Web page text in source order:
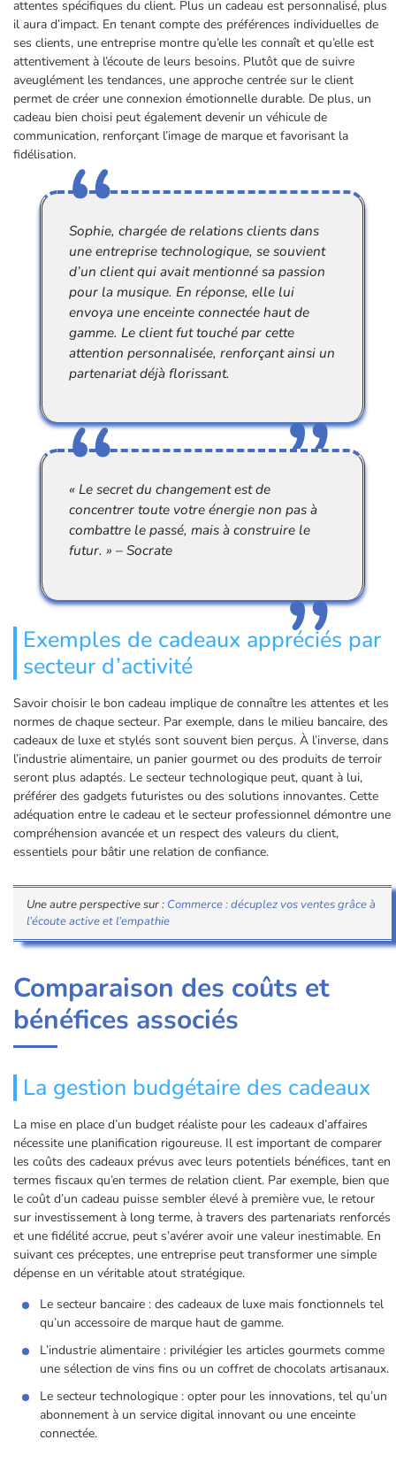
attentes spécifiques du client. Plus un cadeau est personnalisé, plus
il aura d’impact. En tenant compte des préférences individuelles de
ses clients, une entreprise montre qu’elle les connaît et qu’elle est
attentivement à l’écoute de leurs besoins. Plutôt que de suivre
aveuglément les tendances, une approche centrée sur le client
permet de créer une connexion émotionnelle durable. De plus, un
cadeau bien choisi peut également devenir un véhicule de
communication, renforçant l’image de marque et favorisant la
fidélisation.
Sophie, chargée de relations clients dans
une entreprise technologique, se souvient
d’un client qui avait mentionné sa passion
pour la musique. En réponse, elle lui
envoya une enceinte connectée haut de
gamme. Le client fut touché par cette
attention personnalisée, renforçant ainsi un
partenariat déjà florissant.
« Le secret du changement est de
concentrer toute votre énergie non pas à
combattre le passé, mais à construire le
futur. » – Socrate
Exemples de cadeaux appréciés par
secteur d’activité
Savoir choisir le bon cadeau implique de connaître les attentes et les
normes de chaque secteur. Par exemple, dans le milieu bancaire, des
cadeaux de luxe et stylés sont souvent bien perçus. À l’inverse, dans
l’industrie alimentaire, un panier gourmet ou des produits de terroir
seront plus adaptés. Le secteur technologique peut, quant à lui,
préférer des gadgets futuristes ou des solutions innovantes. Cette
adéquation entre le cadeau et le secteur professionnel démontre une
compréhension avancée et un respect des valeurs du client,
essentiels pour bâtir une relation de confiance.
Une autre perspective sur : Commerce : décuplez vos ventes grâce à
l’écoute active et l’empathie
Comparaison des coûts et
bénéfices associés
La gestion budgétaire des cadeaux
La mise en place d’un budget réaliste pour les cadeaux d’affaires
nécessite une planification rigoureuse. Il est important de comparer
les coûts des cadeaux prévus avec leurs potentiels bénéfices, tant en
termes fiscaux qu’en termes de relation client. Par exemple, bien que
le coût d’un cadeau puisse sembler élevé à première vue, le retour
sur investissement à long terme, à travers des partenariats renforcés
et une fidélité accrue, peut s’avérer avoir une valeur inestimable. En
suivant ces préceptes, une entreprise peut transformer une simple
dépense en un véritable atout stratégique.
Le secteur bancaire : des cadeaux de luxe mais fonctionnels tel
qu’un accessoire de marque haut de gamme.
L’industrie alimentaire : privilégier les articles gourmets comme
une sélection de vins fins ou un coffret de chocolats artisanaux.
Le secteur technologique : opter pour les innovations, tel qu’un
abonnement à un service digital innovant ou une enceinte
connectée.